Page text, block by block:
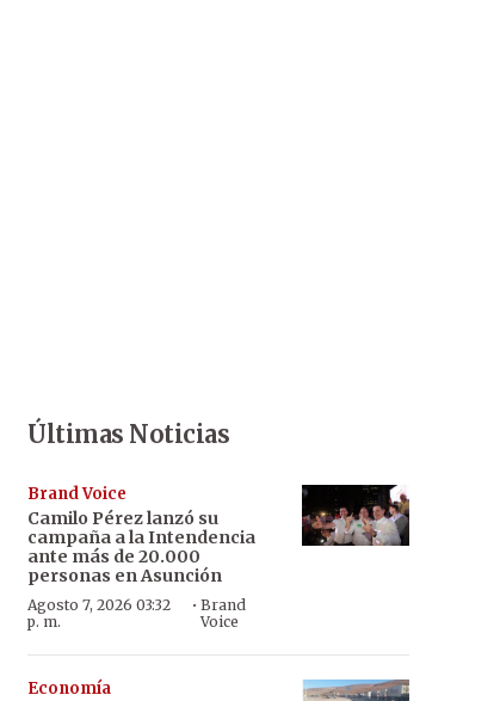
Últimas Noticias
Brand Voice
Camilo Pérez lanzó su
campaña a la Intendencia
ante más de 20.000
personas en Asunción
Agosto 7, 2026 03:32
p. m.
· Brand
Voice
Economía